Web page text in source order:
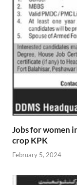
Jobs for women
crop KPK
February 5, 2024